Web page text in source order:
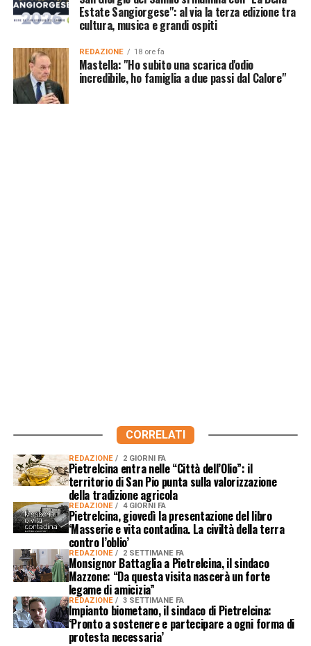
Estate Sangiorgese": al via la terza edizione tra
cultura, musica e grandi ospiti
REDAZIONE 18 ore fa
Mastella: "Ho subito una scarica d'odio
incredibile, ho famiglia a due passi dal Calore"
CORRELATI
REDAZIONE 2 GIORNI FA
Pietrelcina entra nelle “Città dell’Olio”: il
territorio di San Pio punta sulla valorizzazione
della tradizione agricola
REDAZIONE 4 GIORNI FA
Pietrelcina, giovedì la presentazione del libro
‘Masserie e vita contadina. La civiltà della terra
contro l’oblio’
REDAZIONE 2 SETTIMANE FA
Monsignor Battaglia a Pietrelcina, il sindaco
Mazzone: “Da questa visita nascerà un forte
legame di amicizia”
REDAZIONE 3 SETTIMANE FA
Impianto biometano, il sindaco di Pietrelcina:
‘Pronto a sostenere e partecipare a ogni forma di
protesta necessaria’